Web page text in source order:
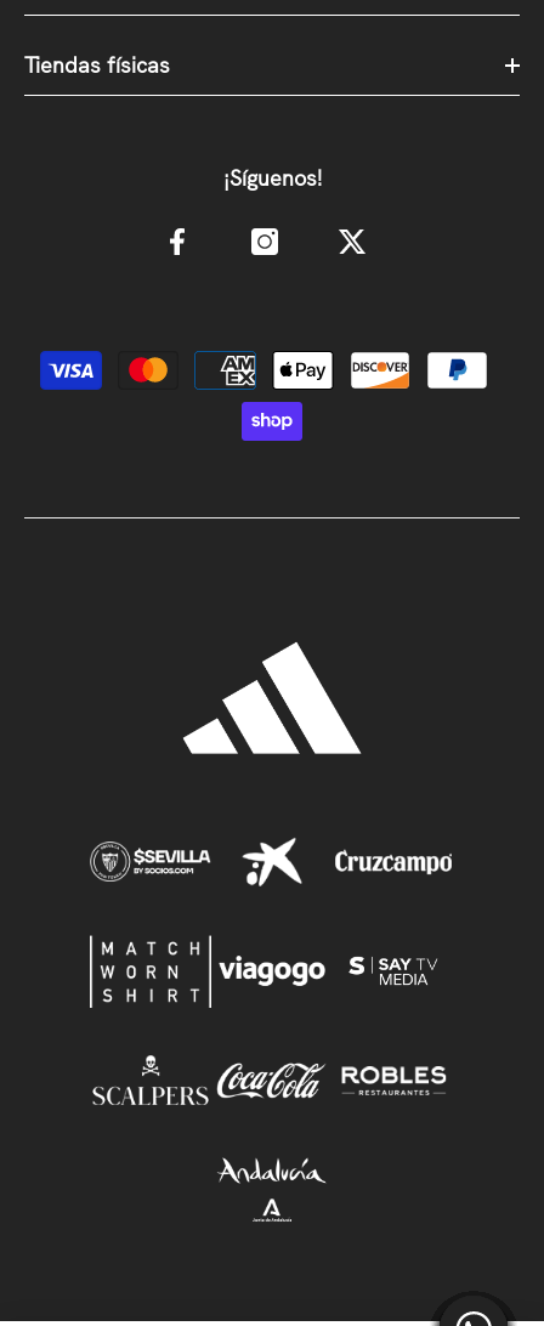
Tiendas físicas
¡Síguenos!